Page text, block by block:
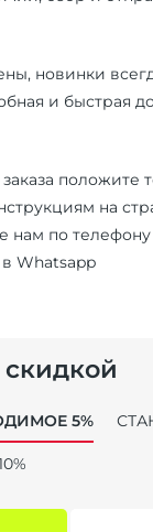
новинки
и быстрая
положите
на
нам по телефону
Whatsapp
5%